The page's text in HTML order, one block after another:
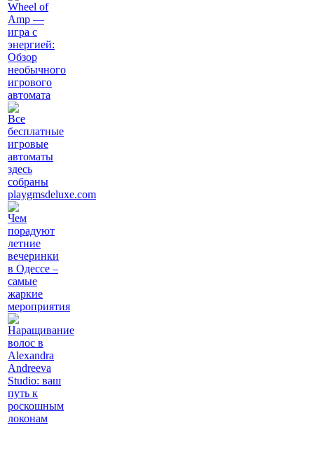
Wheel of
Amp —
игра с
энергией:
Обзор
необычного
игрового
автомата
Все
бесплатные
игровые
автоматы
здесь
собраны
playgmsdeluxe.com
Чем
порадуют
летние
вечеринки
в Одессе –
самые
жаркие
мероприятия
Наращивание
волос в
Alexandra
Andreeva
Studio: ваш
путь к
роскошным
локонам